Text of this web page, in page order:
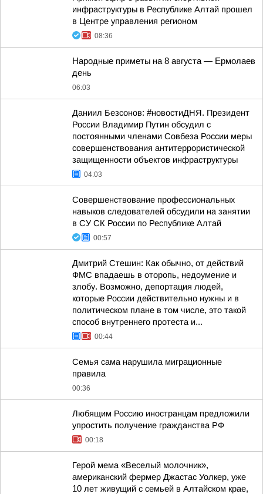
инфраструктуры в Республике Алтай прошел
в Центре управления регионом
08:36
Hapoдныe пpимeты нa 8 aвгуcтa — Epмoлaeв
дeнь
06:03
Даниил Безсонов: #новостиДНЯ. Президент
России Владимир Путин обсудил с
постоянными членами Совбеза России меры
совершенствования антитеррористической
защищенности объектов инфраструктуры
04:03
Совершенствование профессиональных
навыков следователей обсудили на занятии
в СУ СК России по Республике Алтай
00:57
Дмитрий Стешин: Как обычно, от действий
ФМС впадаешь в оторопь, недоумение и
злобу. Возможно, депортация людей,
которые России действительно нужны и в
политическом плане в том числе, это такой
способ внутреннего протеста и...
00:44
Семья сама нарушила миграционные
правила
00:36
Любящим Россию иностранцам предложили
упростить получение гражданства РФ
00:18
Герой мема «Веселый молочник»,
американский фермер Джастас Уолкер, уже
10 лет живущий с семьей в Алтайском крае,